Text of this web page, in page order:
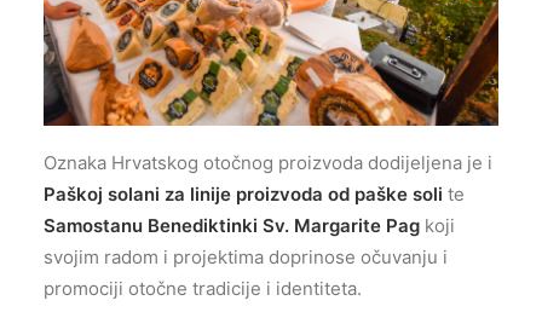
Oznaka Hrvatskog otočnog proizvoda dodijeljena je i
Paškoj solani za linije proizvoda od paške soli te
Samostanu Benediktinki Sv. Margarite Pag koji
svojim radom i projektima doprinose očuvanju i
promociji otočne tradicije i identiteta.